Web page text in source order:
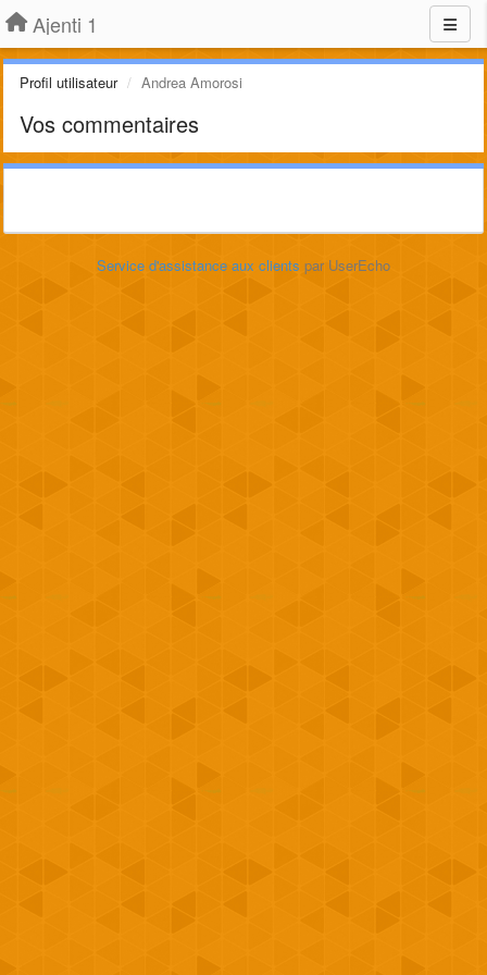
Ajenti 1
Profil utilisateur Andrea Amorosi
Vos commentaires
Service d'assistance aux clients par UserEcho